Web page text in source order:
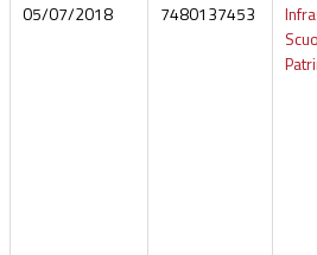
05/07/2018 7480137453